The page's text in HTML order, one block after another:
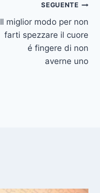
SEGUENTE
Il miglior modo per non
farti spezzare il cuore
é fingere di non
averne uno